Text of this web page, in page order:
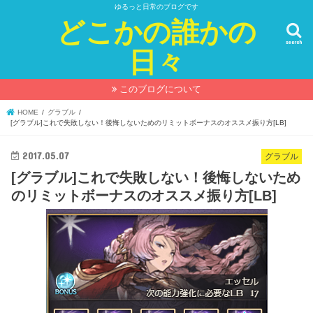
ゆるっと日常のブログです
どこかの誰かの
日々
search
このブログについて
HOME
グラブル
[グラブル]これで失敗しない！後悔しないためのリミットボーナスのオススメ振り方[LB]
グラブル
2017.05.07
[グラブル]これで失敗しない！後悔しないため
のリミットボーナスのオススメ振り方[LB]